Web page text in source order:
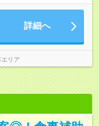
詳細へ
リア